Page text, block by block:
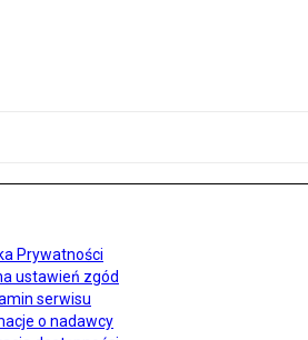
Prywatności
ustawień zgód
serwisu
o nadawcy